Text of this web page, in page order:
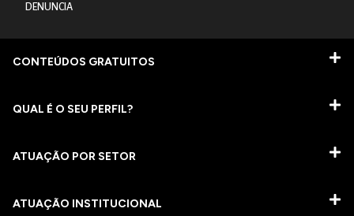
DENUNCIA
CONTEÚDOS GRATUITOS
QUAL É O SEU PERFIL?
ATUAÇÃO POR SETOR
ATUAÇÃO INSTITUCIONAL